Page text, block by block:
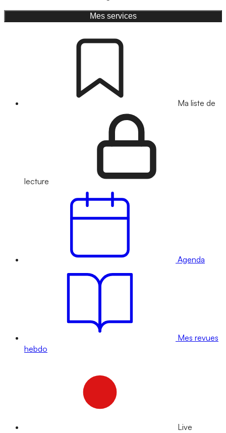
Mes services
Ma liste de
lecture
Agenda
Mes revues
hebdo
Live